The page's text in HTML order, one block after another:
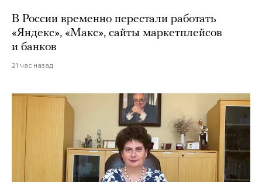
В России временно перестали работать
«Яндекс», «Макс», сайты маркетплейсов
и банков
21 час назад